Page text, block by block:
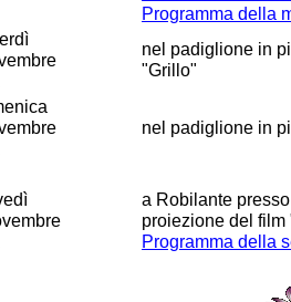
Programma della
nel padiglione in
"Grillo"
nel padiglione in
a Robilante
proiezione del film
Programma della